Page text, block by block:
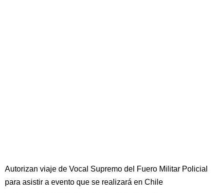
Autorizan viaje de Vocal Supremo del Fuero Militar Policial
para asistir a evento que se realizará en Chile